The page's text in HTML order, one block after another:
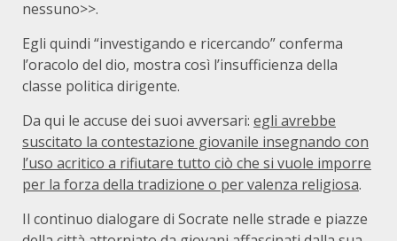
nessuno>>.
Egli quindi “investigando e ricercando” conferma
l’oracolo del dio, mostra così l’insufficienza della
classe politica dirigente.
Da qui le accuse dei suoi avversari: egli avrebbe
suscitato la contestazione giovanile insegnando con
l’uso acritico a rifiutare tutto ciò che si vuole imporre
per la forza della tradizione o per valenza religiosa.
Il continuo dialogare di Socrate nelle strade e piazze